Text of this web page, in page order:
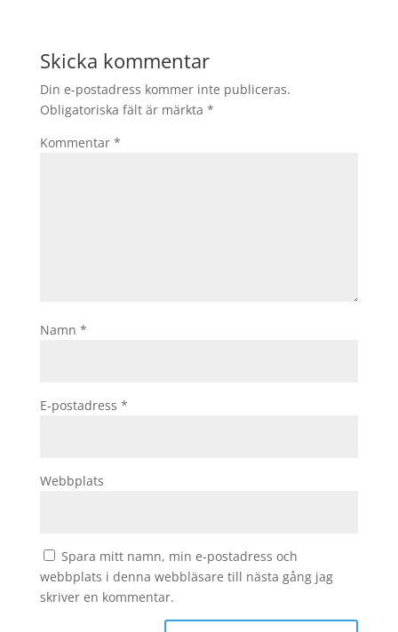
Skicka kommentar
Din e-postadress kommer inte publiceras.
Obligatoriska fält är märkta *
Kommentar *
Namn *
E-postadress *
Webbplats
Spara mitt namn, min e-postadress och
webbplats i denna webbläsare till nästa gång jag
skriver en kommentar.